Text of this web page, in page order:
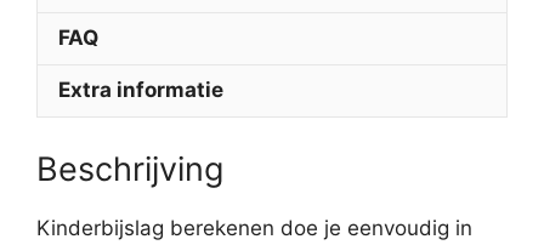
FAQ
Extra informatie
Beschrijving
Kinderbijslag berekenen doe je eenvoudig in